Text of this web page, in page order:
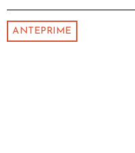
ANTEPRIME